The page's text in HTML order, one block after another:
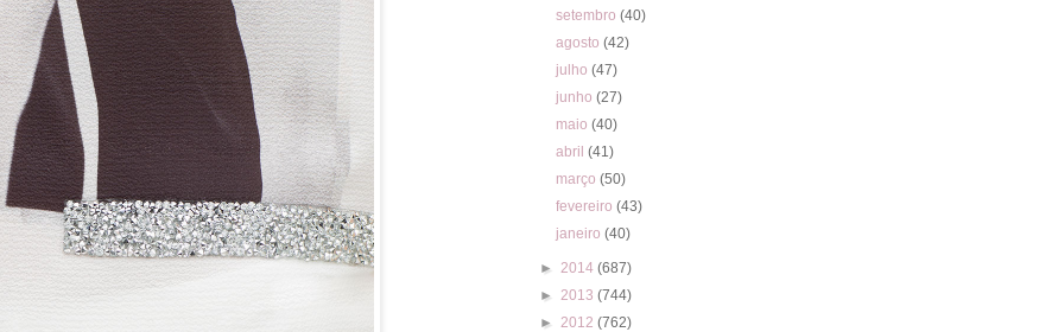
setembro(40)
agosto(42)
julho(47)
junho(27)
maio(40)
abril(41)
março(50)
fevereiro(43)
janeiro(40)
► 2014 (687)
► 2013 (744)
► 2012 (762)